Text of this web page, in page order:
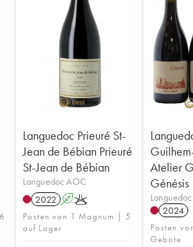
Languedoc Prieuré St-
Jean de Bébian Prieuré
St-Jean de Bébian
Languedoc AOC
2022 AK
Posten von 1 Magnum | 5
auf Lager
Atelier
Génésis
2024
Posten
Gebote